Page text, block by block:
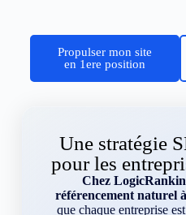
Propulser mon site
en 1ere position
Une stratégie
pour les
Chez
référencement naturel
que chaque entreprise